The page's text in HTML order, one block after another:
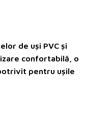
de uși PVC și
confortabilă, o
pentru ușile